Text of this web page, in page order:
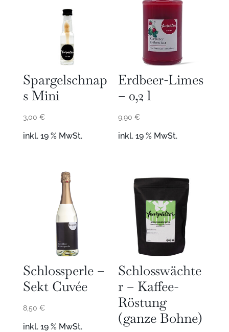
Spargelschnap
s Mini
3,00 €
inkl. 19 % MwSt.
Erdbeer-Limes
– 0,2 l
9,90€
inkl. 19 % MwSt.
Schlossperle –
Sekt Cuvée
8,50 €
inkl. 19 % MwSt.
Schlosswächte
r – Kaffee-
Röstung
(ganze Bohne)